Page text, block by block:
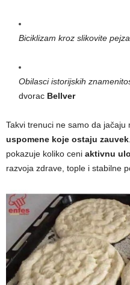
Biciklizam kroz slikovite
Obilasci istorijskih
dvorac Bellver
Takvi trenuci ne samo da
uspomene koje ostaju zauvek
pokazuje koliko ceni aktivnu
razvoja zdrave, tople i stabilne